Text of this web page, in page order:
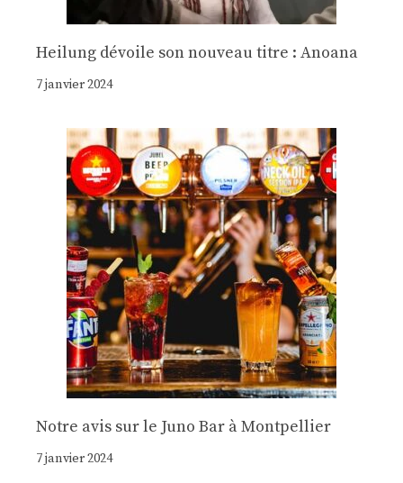
Heilung dévoile son nouveau titre : Anoana
7 janvier 2024
Notre avis sur le Juno Bar à Montpellier
7 janvier 2024